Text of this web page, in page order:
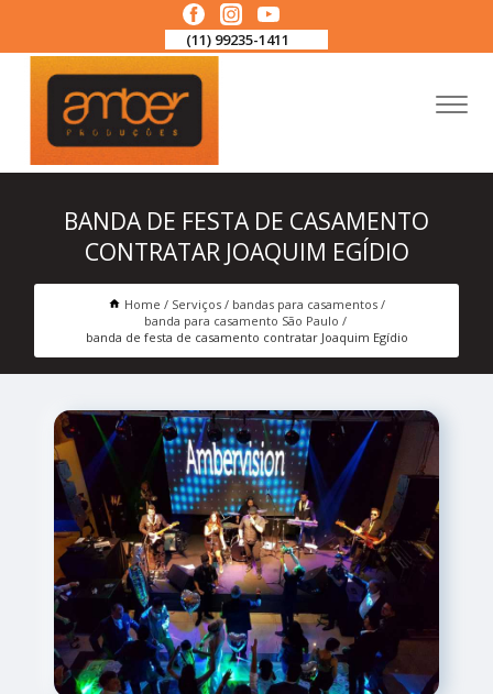
(11) 99235-1411
BANDA DE FESTA DE CASAMENTO
CONTRATAR JOAQUIM EGÍDIO
Home Serviços
bandas para casamentos
banda para casamento São Paulo
banda de festa de casamento contratar Joaquim Egídio